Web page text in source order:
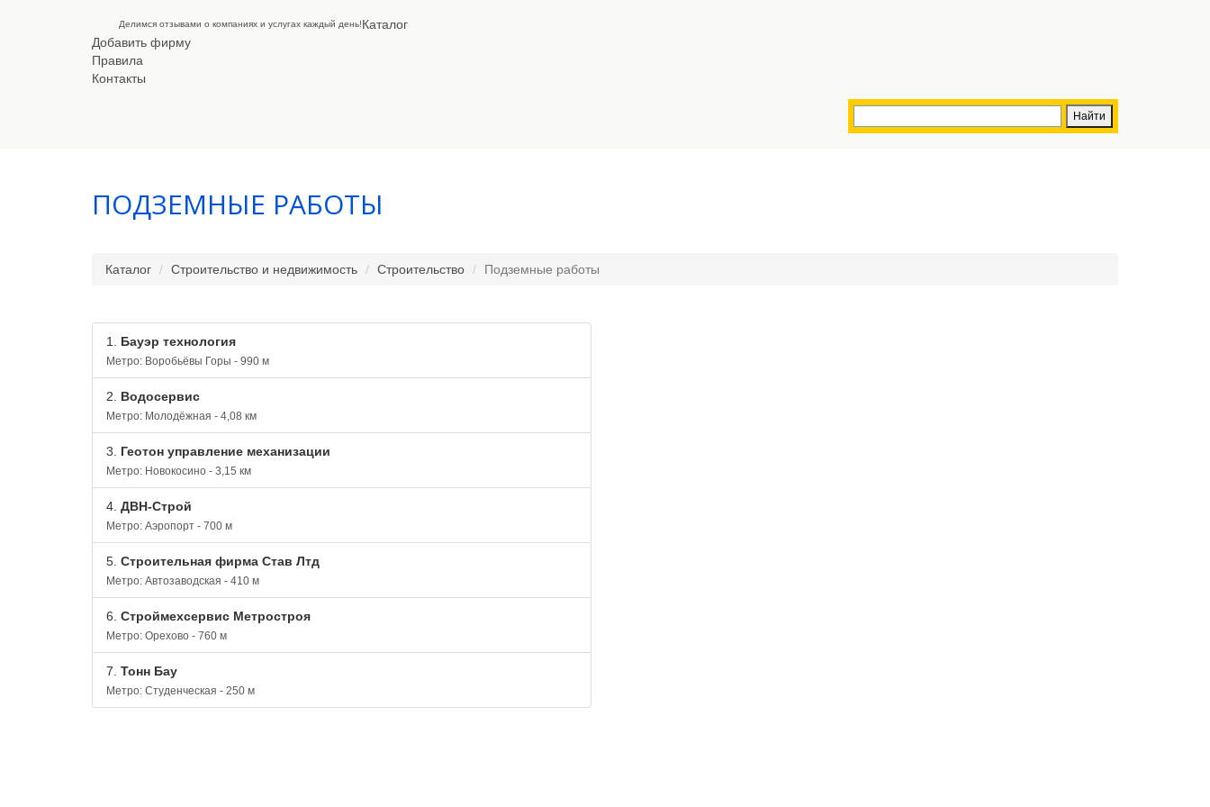
Делимся отзывами о компаниях и услугах каждый день!Каталог
Добавить фирму
Правила
Контакты
ПОДЗЕМНЫЕ РАБОТЫ
Каталог Строительство и недвижимость Строительство Подземные работы
1. Бауэр технология
Метро: Воробьёвы Горы - 990 м
2. Водосервис
Метро: Молодёжная - 4,08 км
3. Геотон управление механизации
Метро: Новокосино - 3,15 км
4. ДВН-Строй
Метро: Аэропорт - 700 м
5. Строительная фирма Став Лтд
Метро: Автозаводская - 410 м
6. Строймехсервис Метростроя
Метро: Орехово - 760 м
7. Тонн Бау
Метро: Студенческая - 250 м